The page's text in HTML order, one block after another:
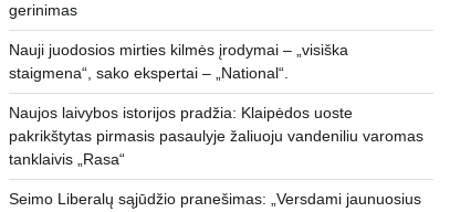
gerinimas
Nauji juodosios mirties kilmės įrodymai – „visiška
staigmena“, sako ekspertai – „National“.
Naujos laivybos istorijos pradžia: Klaipėdos uoste
pakrikštytas pirmasis pasaulyje žaliuoju vandeniliu varomas
tanklaivis „Rasa“
Seimo Liberalų sąjūdžio pranešimas: „Versdami jaunuosius